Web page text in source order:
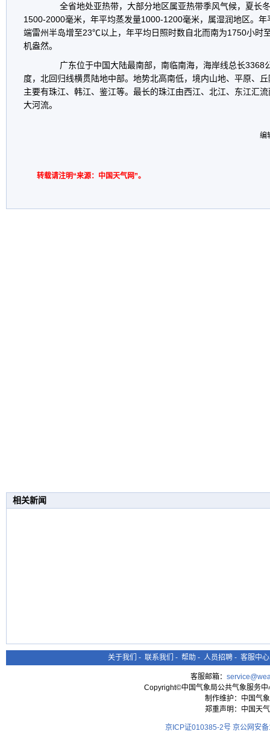
全省地处亚热带，大部分地区属亚热带季风气候，夏长
1500-2000毫米，年平均蒸发量1000-1200毫米，属湿润地区。年
端雷州半岛增至23℃以上，年平均日照时数自北而南为1750小时
机盎然。
广东位于中国大陆最南部，南临南海，海岸线总长3368
度，北回归线横贯陆地中部。地势北高南低，境内山地、平原、
主要有珠江、韩江、鉴江等。最长的珠江由西江、北江、东江汇
大河流。
编
转载请注明“来源：中国天气网”。
相关新闻
关于我们 - 联系我们 - 帮助 - 人员招聘 - 客服中心
客服邮箱：
Copyright©中国气象局公共气象服务
制作维护：中国气
郑重声明：中国天
京ICP证010385-2号 京公网安